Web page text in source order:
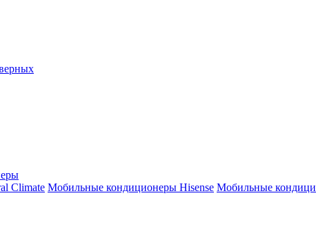
Climate Мобильные кондиционеры Hisense Мобильные